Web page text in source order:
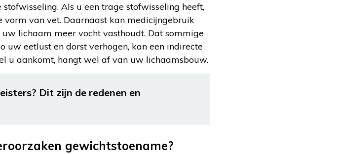
Als u een trage stofwisseling heeft,
vorm van vet. Daarnaast kan medicijngebruik
lichaam meer vocht vasthoudt. Dat sommige
uw eetlust en dorst verhogen, kan een indirecte
u aankomt, hangt wel af van uw lichaamsbouw.
Dit zijn de redenen en
gewichtstoename?